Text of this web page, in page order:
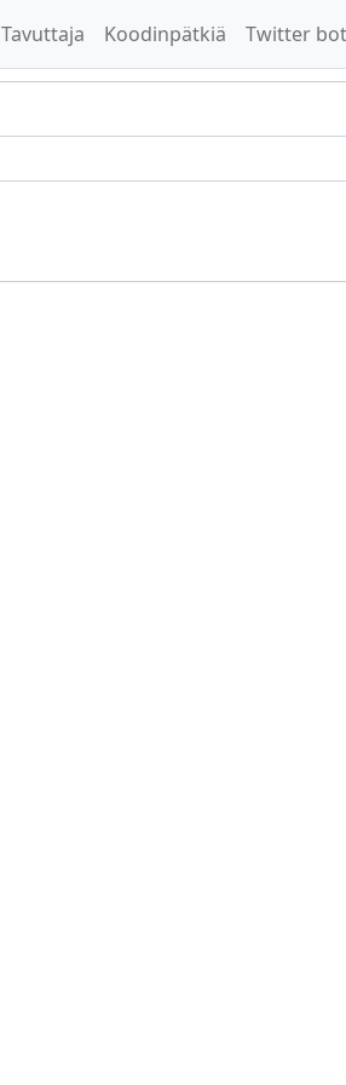
Tavuttaja Koodinpätkiä Twitter